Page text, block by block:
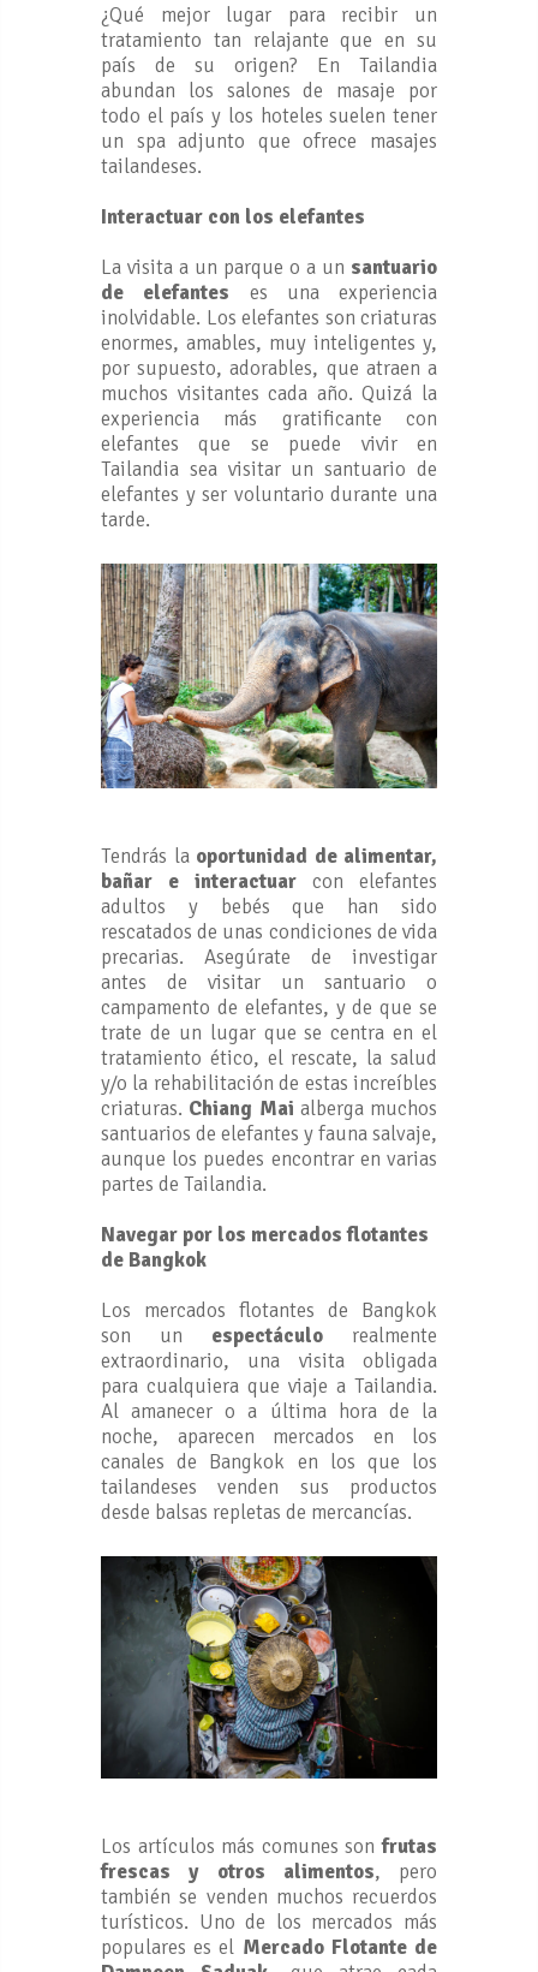
¿Qué mejor lugar para recibir un
tratamiento tan relajante que en su
país de su origen? En Tailandia
abundan los salones de masaje por
todo el país y los hoteles suelen tener
un spa adjunto que ofrece masajes
tailandeses.
Interactuar con los elefantes
La visita a un parque o a un santuario
de elefantes es una experiencia
inolvidable. Los elefantes son criaturas
enormes, amables, muy inteligentes y,
por supuesto, adorables, que atraen a
muchos visitantes cada año. Quizá la
experiencia más gratificante con
elefantes que se puede vivir en
Tailandia sea visitar un santuario de
elefantes y ser voluntario durante una
tarde.
Tendrás la oportunidad de alimentar,
bañar e interactuar con elefantes
adultos y bebés que han sido
rescatados de unas condiciones de vida
precarias. Asegúrate de investigar
antes de visitar un santuario o
campamento de elefantes, y de que se
trate de un lugar que se centra en el
tratamiento ético, el rescate, la salud
y/o la rehabilitación de estas increíbles
criaturas. Chiang Mai alberga muchos
santuarios de elefantes y fauna salvaje,
aunque los puedes encontrar en varias
partes de Tailandia.
Navegar por los mercados flotantes
de Bangkok
Los mercados flotantes de Bangkok
son un espectáculo realmente
extraordinario, una visita obligada
para cualquiera que viaje a Tailandia.
Al amanecer o a última hora de la
noche, aparecen mercados en los
canales de Bangkok en los que los
tailandeses venden sus productos
desde balsas repletas de mercancías.
Los artículos más comunes sonfrutas
frescas y otros alimentos, pero
también se venden muchos recuerdos
turísticos. Uno de los mercados más
populares es el Mercado Flotante de